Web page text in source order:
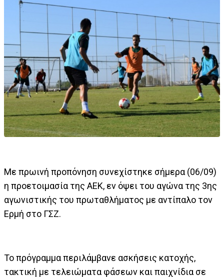
Mε πρωινή προπόνηση συνεχίστηκε σήμερα (06/09)
η προετοιμασία της ΑΕΚ, εν όψει του αγώνα της 3ης
αγωνιστικής του πρωταθλήματος με αντίπαλο τον
Ερμή στο ΓΣΖ.
Το πρόγραμμα περιλάμβανε ασκήσεις κατοχής,
τακτική με τελειώματα φάσεων και παιχνίδια σε